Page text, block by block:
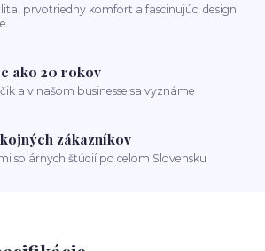
prvotriedny komfort a fascinujúci design
ako 20 rokov
a v našom businesse sa vyznáme
zákazníkov
solárnych štúdií po celom Slovensku